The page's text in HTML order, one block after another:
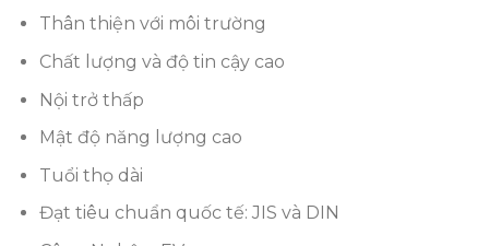
Thân thiện với môi trường
Chất lượng và độ tin cậy cao
Nội trở thấp
Mật độ năng lượng cao
Tuổi thọ dài
Đạt tiêu chuẩn quốc tế: JIS và DIN